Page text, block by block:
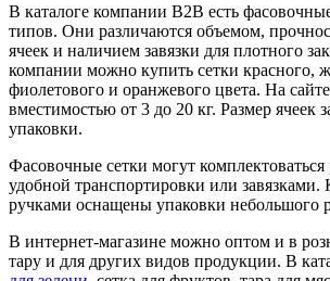
В каталоге компании B2B есть
типов. Они различаются объемом,
ячеек и наличием завязки для плотного
компании можно купить сетки красного,
фиолетового и оранжевого цвета. На
вместимостью от 3 до 20 кг. Размер ячеек
упаковки.
Фасовочные сетки могут
удобной транспортировки или завязками.
ручками оснащены упаковки небольшого
В интернет-магазине можно оптом и в
тару и для других видов продукции. В